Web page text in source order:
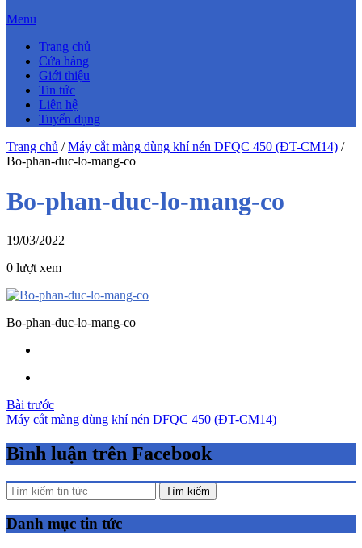
Menu
Trang chủ
Cửa hàng
Giới thiệu
Tin tức
Liên hệ
Tuyển dụng
Trang chủ /Máy cắt màng dùng khí nén DFQC 450 (ĐT-CM14) /
Bo-phan-duc-lo-mang-co
Bo-phan-duc-lo-mang-co
19/03/2022
0 lượt xem
Bo-phan-duc-lo-mang-co
Điều
hướng
bài
Bài trước
Máy cắt màng dùng khí nén DFQC 450 (ĐT-CM14)
Bình luận trên Facebook
Tìm kiếm
Danh mục tin tức